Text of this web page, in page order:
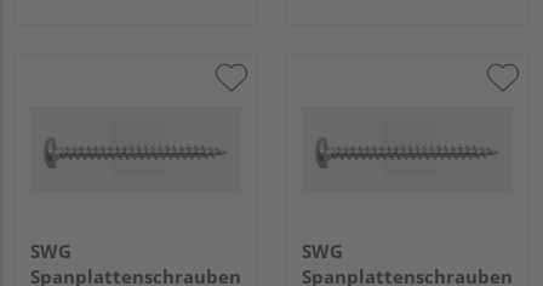
SWG
Spanplattenschrauben
SWG
Spanplattenschrauben